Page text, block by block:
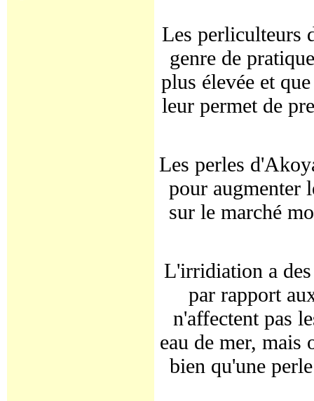
Les perliculteurs
genre de
plus élevée et
leur permet de
Les perles
pour augmenter
sur le marché
L'irridiation a
par rapport
n'affectent pas
eau de mer, mais
bien qu'une